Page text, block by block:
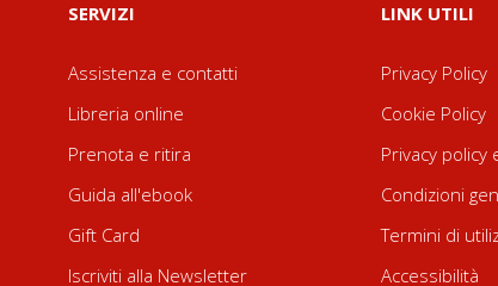
SERVIZI
Assistenza e contatti
Libreria online
Prenota e ritira
Guida all'ebook
Gift Card
Iscriviti alla Newsletter
LINK UTILI
Privacy Policy
Cookie Policy
Privacy
Condizioni
Termini di
Accessibilità